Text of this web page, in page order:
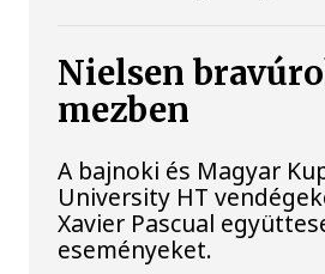
Nielsen
mezben
A bajnoki és Magyar
University HT
Xavier Pascual
eseményeket.